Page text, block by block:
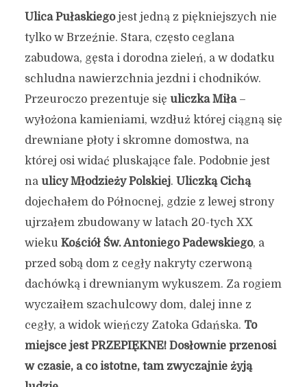
Ulica Pułaskiegojest jedną z piękniejszych nie
tylko w Brzeźnie. Stara, często ceglana
zabudowa, gęsta i dorodna zieleń, a w dodatku
schludna nawierzchnia jezdni i chodników.
Przeuroczo prezentuje się uliczka Miła–
wyłożona kamieniami, wzdłuż której ciągną się
drewniane płoty i skromne domostwa, na
której osi widać pluskające fale. Podobnie jest
na ulicy Młodzieży Polskiej. Uliczką Cichą
dojechałem do Północnej, gdzie z lewej strony
ujrzałem zbudowany w latach 20-tych XX
wieku Kościół Św. Antoniego Padewskiego, a
przed sobą dom z cegły nakryty czerwoną
dachówką i drewnianym wykuszem. Za rogiem
wyczaiłem szachulcowy dom, dalej inne z
cegły, a widok wieńczy Zatoka Gdańska. To
miejsce jest PRZEPIĘKNE! Dosłownie przenosi
w czasie, a co istotne, tam zwyczajnie żyją